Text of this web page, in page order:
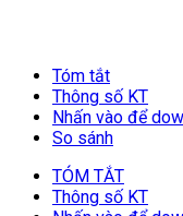
Tóm tắt
Thông số KT
Nhấn vào để
So sánh
TÓM TẮT
Thông số KT